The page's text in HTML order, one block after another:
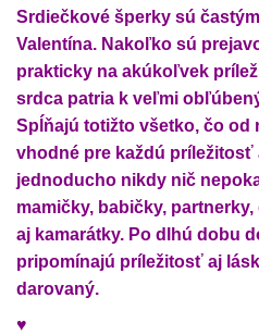
Srdiečkové šperky sú
Valentína. Nakoľko sú
prakticky na akúkoľvek
srdca patria k veľmi
Spĺňajú totižto všetko, čo od
vhodné pre každú
jednoducho nikdy nič
mamičky, babičky,
aj kamarátky. Po dlhú dobu
pripomínajú príležitosť aj
darovaný.
♥